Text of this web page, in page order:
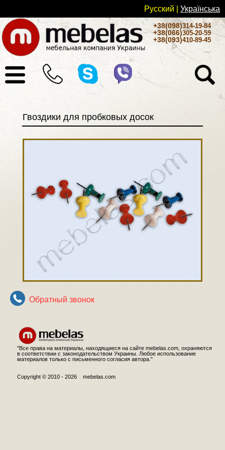
Русский Українськa
+38(098)314-19-84
+38(066)305-20-59
+38(093)410-89-45
Гвоздики для пробковых досок
Обратный звонок
"Все права на материалы, находящиеся на сайте mebelas.com, охраняются
в соответствии с законодательством Украины. Любое использование
материалов только с письменного согласия автора."
Copyright © 2010 - 2026 mebelas.com